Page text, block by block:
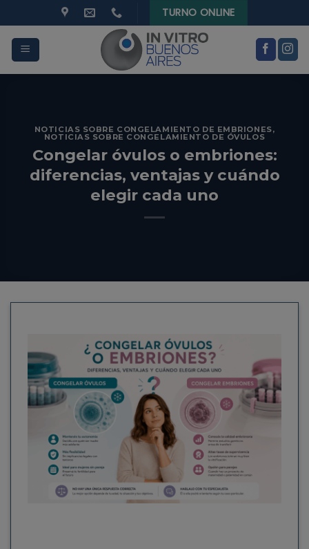
to
content
TURNO ONLINE
NOTICIAS SOBRE CONGELAMIENTO DE EMBRIONES,
NOTICIAS SOBRE CONGELAMIENTO DE ÓVULOS
Congelar óvulos o embriones:
diferencias, ventajas y cuándo
elegir cada uno
modal-check